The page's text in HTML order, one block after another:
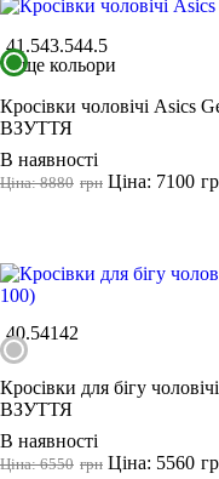
41.543.544.5
ще кольори
Кросівки чоловічі Asics
ВЗУТТЯ
В наявності
грн
Ціна: 8880
Ціна: 7100
40.54142
Кросівки для бігу
ВЗУТТЯ
В наявності
грн
Ціна: 6550
Ціна: 5560